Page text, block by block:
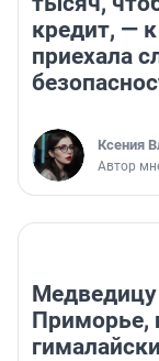
кредит, —
приехала
Ксения
Автор
Приморье,